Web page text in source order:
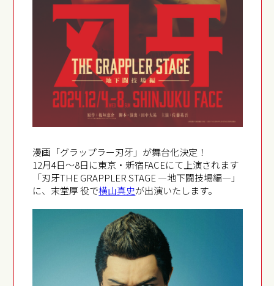
漫画「グラップラー刃牙」が舞台化決定！
12月4日～8日に東京・新宿FACEにて上演されます
「刃牙THE GRAPPLER STAGE ―地下闘技場編―」
に、末堂厚 役で横山真史が出演いたします。